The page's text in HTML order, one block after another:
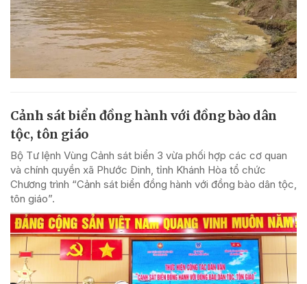
Cảnh sát biển đồng hành với đồng bào dân
tộc, tôn giáo
Bộ Tư lệnh Vùng Cảnh sát biển 3 vừa phối hợp các cơ quan
và chính quyền xã Phước Dinh, tỉnh Khánh Hòa tổ chức
Chương trình “Cảnh sát biển đồng hành với đồng bào dân tộc,
tôn giáo”.